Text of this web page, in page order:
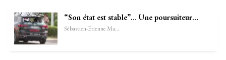
“Son état est stable”… Une poursuiteur…
Sébastien-Étienne Marechal